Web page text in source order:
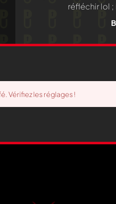
réfléchir lol
Vérifiez les réglages !